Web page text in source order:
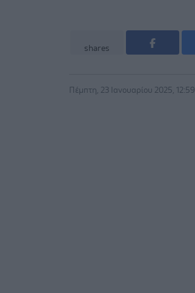
shares
Πέμπτη, 23 Ιανουαρίου 2025, 12:59